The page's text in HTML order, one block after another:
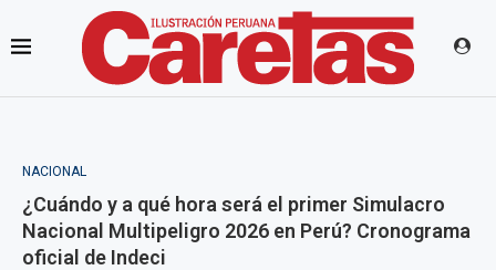
NACIONAL
¿Cuándo y a qué hora será el primer Simulacro
Nacional Multipeligro 2026 en Perú? Cronograma
oficial de Indeci